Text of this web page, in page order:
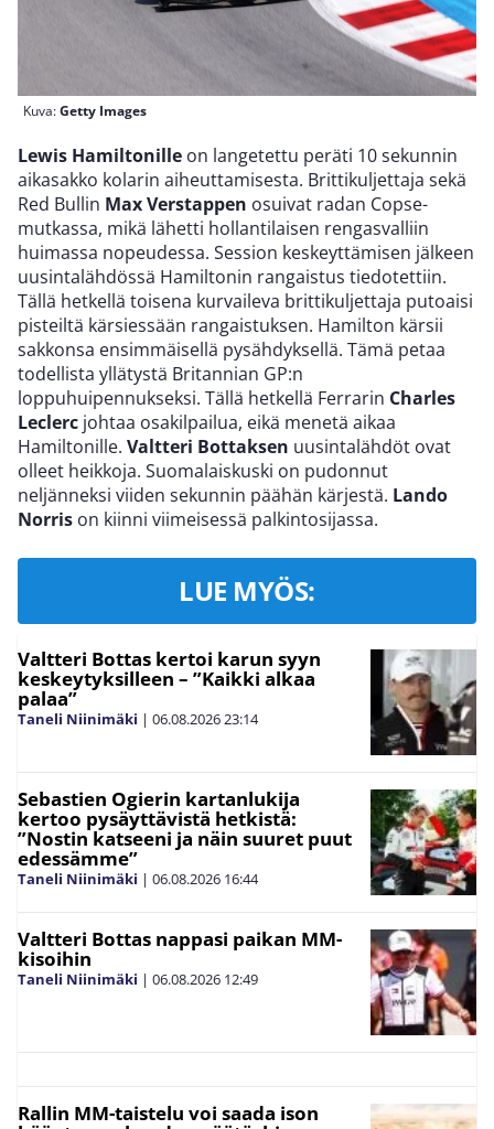
Kuva:Getty Images
Lewis Hamiltonille on langetettu peräti 10 sekunnin
aikasakko kolarin aiheuttamisesta. Brittikuljettaja sekä
Red Bullin Max Verstappen osuivat radan Copse-
mutkassa, mikä lähetti hollantilaisen rengasvalliin
huimassa nopeudessa. Session keskeyttämisen jälkeen
uusintalähdössä Hamiltonin rangaistus tiedotettiin.
Tällä hetkellä toisena kurvaileva brittikuljettaja putoaisi
pisteiltä kärsiessään rangaistuksen. Hamilton kärsii
sakkonsa ensimmäisellä pysähdyksellä. Tämä petaa
todellista yllätystä Britannian GP:n
loppuhuipennukseksi. Tällä hetkellä Ferrarin Charles
Leclerc johtaa osakilpailua, eikä menetä aikaa
Hamiltonille. Valtteri Bottaksen uusintalähdöt ovat
olleet heikkoja. Suomalaiskuski on pudonnut
neljänneksi viiden sekunnin päähän kärjestä. Lando
Norris on kiinni viimeisessä palkintosijassa.
LUE MYÖS:
Valtteri Bottas kertoi karun syyn
keskeytyksilleen – ”Kaikki alkaa
palaa”
Taneli Niinimäki | 06.08.202623:14
Sebastien Ogierin kartanlukija
kertoo pysäyttävistä hetkistä:
”Nostin katseeni ja näin suuret puut
edessämme”
Taneli Niinimäki | 06.08.2026 16:44
Valtteri Bottas nappasi paikan MM-
kisoihin
Taneli Niinimäki | 06.08.2026 12:49
Rallin MM-taistelu voi saada ison